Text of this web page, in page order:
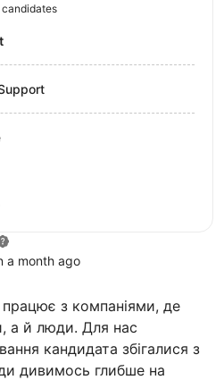
з компаніями, де
а й люди. Для нас
кандидата збігалися з
дивимось глибше на
a month ago